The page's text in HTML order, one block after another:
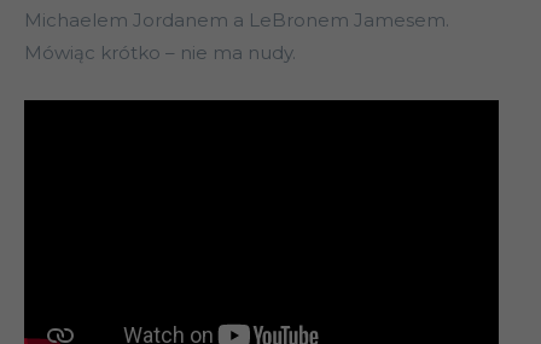
Michaelem Jordanem a LeBronem Jamesem.
Mówiąc krótko – nie ma nudy.